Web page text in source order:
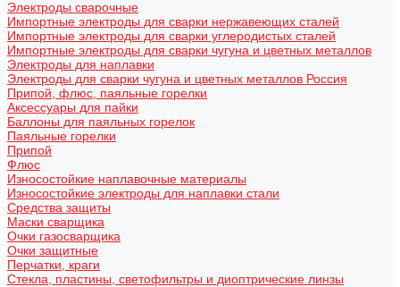
Электроды сварочные
Импортные электроды для сварки нержавеющих сталей
Импортные электроды для сварки углеродистых сталей
Импортные электроды для сварки чугуна и цветных металлов
Электроды для наплавки
Электроды для сварки чугуна и цветных металлов Россия
Припой, флюс, паяльные горелки
Аксессуары для пайки
Баллоны для паяльных горелок
Паяльные горелки
Припой
Флюс
Износостойкие наплавочные материалы
Износостойкие электроды для наплавки стали
Средства защиты
Маски сварщика
Очки газосварщика
Очки защитные
Перчатки, краги
Стекла, пластины, светофильтры и диоптрические линзы